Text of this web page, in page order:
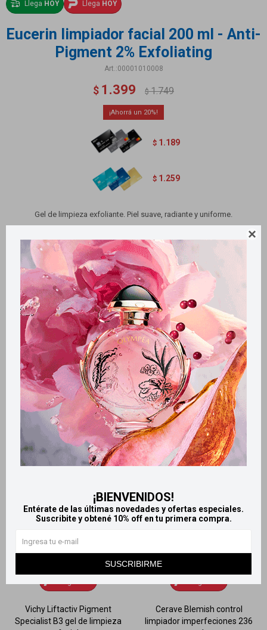

¡BIENVENIDOS!
Entérate de las últimas novedades y ofertas especiales.
Suscribite y obtené 10% off en tu primera compra.
SUSCRIBIRME
Llega HOY Llega HOY
Eucerin limpiador facial 200 ml - Anti-
Pigment 2% Exfoliating
00001010008
$ 1.399 $ 1.749
20
$ 1.189
$ 1.259
Gel de limpieza exfoliante. Piel suave, radiante y uniforme.
Variantes:
Métodos y costos de envío
Retiros gratuitos en tiendas
Productos que te pueden interesar
Vichy Liftactiv Pigment
Specialist B3 gel de limpieza
Cerave Blemish control
limpiador imperfeciones 236